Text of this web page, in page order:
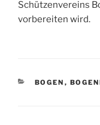
Schützenvereins
vorbereiten wird.
KATEGORIEN
BOGEN ,